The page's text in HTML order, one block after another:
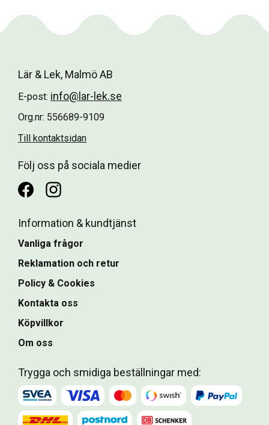
Lär & Lek, Malmö AB
E-post: info@lar-lek.se
Org.nr: 556689-9109
Till kontaktsidan
Följ oss på sociala medier
Information & kundtjänst
Vanliga frågor
Reklamation och retur
Policy & Cookies
Kontakta oss
Köpvillkor
Om oss
Trygga och smidiga beställningar med: